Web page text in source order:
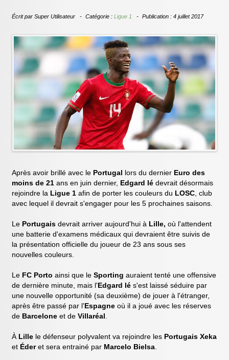
Écrit parSuper Utilisateur Catégorie :Ligue 1 Publication : 4 juillet 2017
Après avoir brillé avec le Portugal lors du dernier Euro des
moins de 21 ans en juin dernier, Edgard Ié devrait désormais
rejoindre la Ligue 1 afin de porter les couleurs du LOSC, club
avec lequel il devrait s'engager pour les 5 prochaines saisons.
LePortugais devrait arriver aujourd'hui à Lille, où l'attendent
une batterie d'examens médicaux qui devraient être suivis de
la présentation officielle du joueur de 23 ans sous ses
nouvelles couleurs.
LeFC Porto ainsi que leSporting auraient tenté une offensive
de dernière minute, mais l' Edgard Ié s'est laissé séduire par
une nouvelle opportunité (sa deuxième) de jouer à l'étranger,
après être passé par l' Espagne où il a joué avec les réserves
deBarcelone et deVillaréal .
ÀLillele défenseur polyvalent va rejoindre les Portugais Xeka
etÉderet sera entrainé par Marcelo Bielsa.